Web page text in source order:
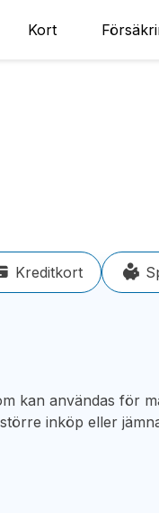
Kort
Kreditkort
kan användas för
inköp eller